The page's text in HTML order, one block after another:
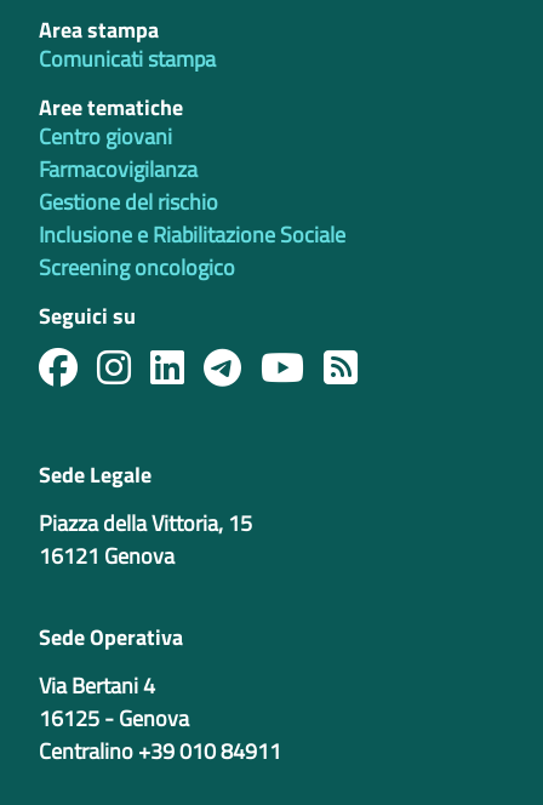
Area stampa
Comunicati stampa
Aree tematiche
Centro giovani
Farmacovigilanza
Gestione del rischio
Inclusione e Riabilitazione Sociale
Screening oncologico
Seguici su
Sede Legale
Piazza della Vittoria, 15
16121 Genova
Sede Operativa
Via Bertani 4
16125 - Genova
Centralino +39 010 84911